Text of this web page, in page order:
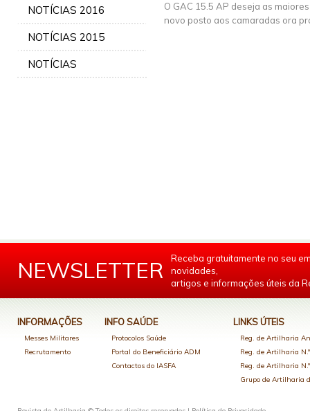
NOTÍCIAS 2016
NOTÍCIAS 2015
NOTÍCIAS
O GAC 15.5 AP deseja as
novo posto aos camaradas ora
NEWSLETTER
Receba gratuitamente no seu
novidades,
artigos e informações úteis da
INFORMAÇÕES
Messes Militares
Recrutamento
INFO SAÚDE
Protocolos Saúde
Portal do Beneficiário ADM
Contactos do IASFA
LINKS ÚTEIS
Reg. de Artilharia
Reg. de Artilharia
Reg. de Artilharia
Grupo de Artilharia